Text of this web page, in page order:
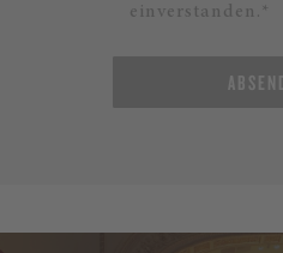
einverstanden.*